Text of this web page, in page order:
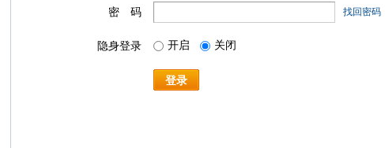
密 码 找回密码
隐身登录 开启 关闭
登录